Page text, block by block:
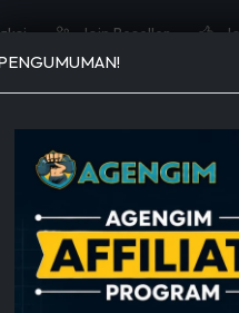
Join Reseller